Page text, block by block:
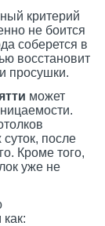
критерий
не боится
соберется в
восстановит
просушки.
может
после
Кроме того,
уже не